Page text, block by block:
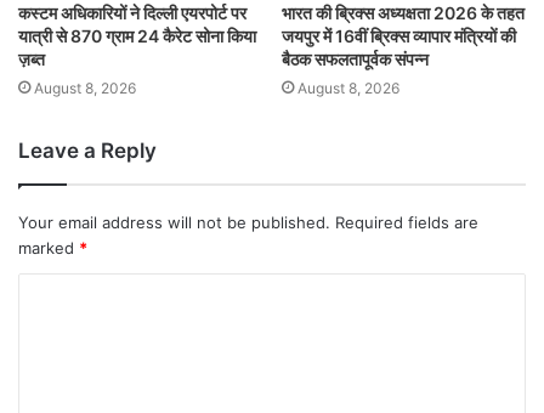
कस्टम अधिकारियों ने दिल्ली एयरपोर्ट पर
यात्री से 870 ग्राम 24 कैरेट सोना किया
ज़ब्त
August 8, 2026
भारत की ब्रिक्‍स अध्यक्षता 2026 के तहत
जयपुर में 16वीं ब्रिक्‍स व्यापार मंत्रियों की
बैठक सफलतापूर्वक संपन्न
August 8, 2026
Leave a Reply
Your email address will not be published. Required fields are
marked *